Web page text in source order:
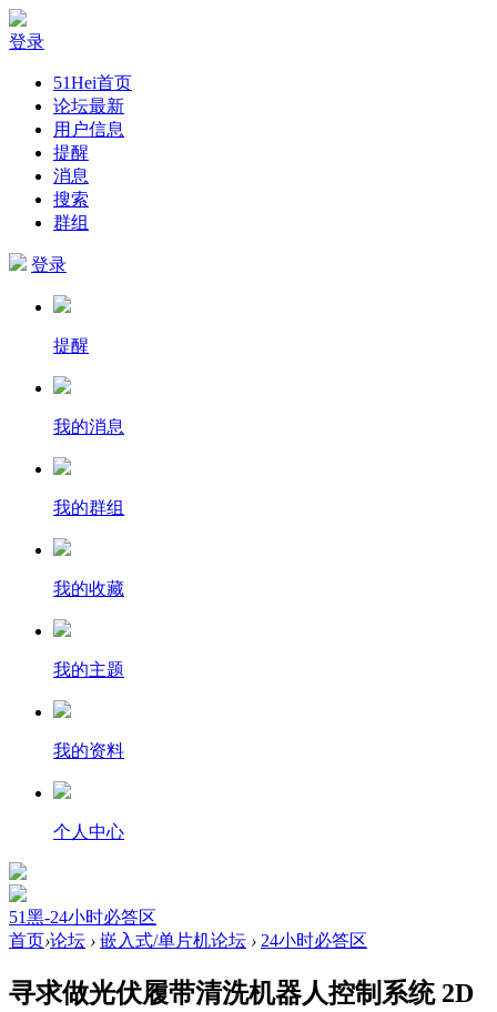
登录
51Hei首页
论坛最新
用户信息
提醒
消息
搜索
群组
登录
提醒
我的消息
我的群组
我的收藏
我的主题
我的资料
个人中心
51黑-24小时必答区
首页›论坛 › 嵌入式/单片机论坛 › 24小时必答区
寻求做光伏履带清洗机器人控制系统 2D